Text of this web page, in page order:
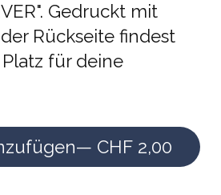
Gedruckt mit
Rückseite findest
für deine
— CHF 2,00